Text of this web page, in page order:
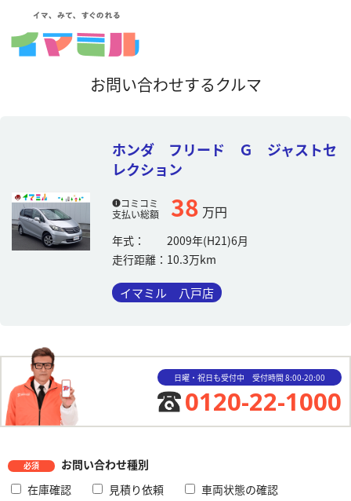
お問い合わせするクルマ
ホンダ フリード Ｇ ジャストセ
レクション
コミコミ
支払い総額
38 万円
年式：
2009年(H21)6月
走行距離： 10.3万km
イマミル 八戸店
日曜・祝日も受付中 受付時間 8:00-20:00
0120-22-1000
必須
お問い合わせ種別
在庫確認
見積り依頼
車両状態の確認